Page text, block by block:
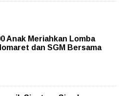
Anak Meriahkan Lomba
dan SGM Bersama